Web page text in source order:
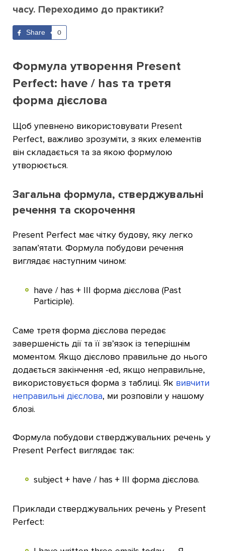
часу. Переходимо до практики?
Share 0
Формула утворення Present
Perfect: have / has та третя
форма дієслова
Щоб упевнено використовувати Present
Perfect, важливо зрозуміти, з яких елементів
він складається та за якою формулою
утворюється.
Загальна формула, стверджувальні
речення та скорочення
Present Perfect має чітку будову, яку легко
запам’ятати. Формула побудови речення
виглядає наступним чином:
have / has + III форма дієслова (Past
Participle).
Саме третя форма дієслова передає
завершеність дії та її зв’язок із теперішнім
моментом. Якщо дієслово правильне до нього
додається закінчення -ed, якщо неправильне,
використовується форма з таблиці. Як вивчити
неправильні дієслова, ми розповіли у нашому
блозі.
Формула побудови стверджувальних речень у
Present Perfect виглядає так:
subject + have / has + III форма дієслова.
Приклади стверджувальних речень у Present
Perfect: